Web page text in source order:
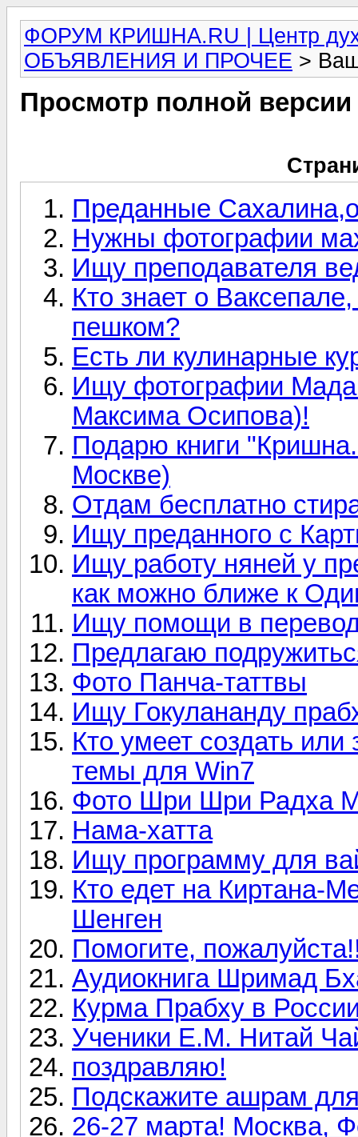
ФОРУМ КРИШНА.RU | Центр
ОБЪЯВЛЕНИЯ И ПРОЧЕЕ >
Просмотр полной
Преданные
Нужны фотографии
Ищу преподавателя
Кто знает о
пешком?
Есть ли кулинарные
Ищу фотографии
Максима Осипова)!
Подарю книги
Москве)
Отдам бесплатно
Ищу преданного с
Ищу работу няней у
как можно ближе к
Ищу помощи в
Предлагаю
Фото Панча-таттвы
Ищу Гокулананду
Кто умеет создать или
темы для Win7
Фото Шри Шри Радха
Нама-хатта
Ищу программу для
Кто едет на Киртана-
Шенген
Помогите,
Аудиокнига Шримад
Курма Прабху в
Ученики Е.М. Нитай
поздравляю!
Подскажите ашрам
26-27 марта! Москва,